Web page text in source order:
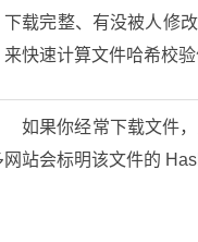
下载完整、有没被人修
来快速计算文件哈希校
如果你经常下载文件
网站会标明该文件的